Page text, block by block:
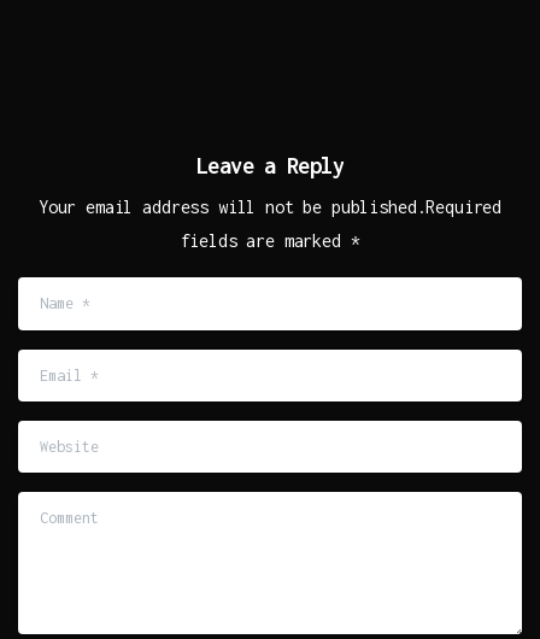
Leave a Reply
Your email address will not be published.Required
fields are marked *
*
Website